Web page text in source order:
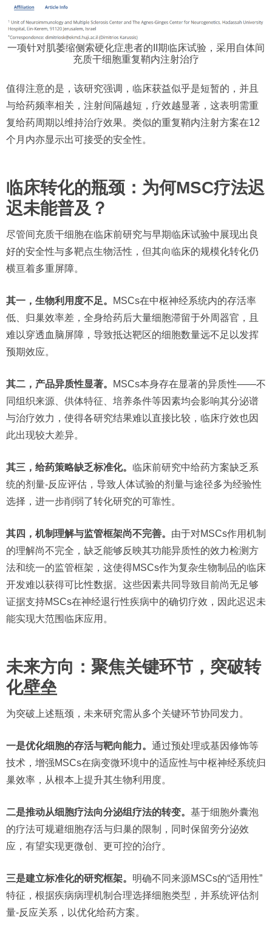
一项针对肌萎缩侧索硬化症患者的II期临床试验，采用自体间
充质干细胞重复鞘内注射治疗
值得注意的是，该研究强调，临床获益似乎是短暂的，并且
与给药频率相关，注射间隔越短，疗效越显著，这表明需重
复给药周期以维持治疗效果。类似的重复鞘内注射方案在12
个月内亦显示出可接受的安全性。
临床转化的瓶颈：为何MSC疗法迟
迟未能普及？
尽管间充质干细胞在临床前研究与早期临床试验中展现出良
好的安全性与多靶点生物活性，但其向临床的规模化转化仍
横亘着多重屏障。
其一，生物利用度不足。
MSCs在中枢神经系统内的存活率
低、归巢效率差，全身给药后大量细胞滞留于外周器官，且
难以穿透血脑屏障，导致抵达靶区的细胞数量远不足以发挥
预期效应。
其二，产品异质性显著。
MSCs本身存在显著的异质性——不
同组织来源、供体特征、培养条件等因素均会影响其分泌谱
与治疗效力，使得各研究结果难以直接比较，临床疗效也因
此出现较大差异。
其三，给药策略缺乏标准化。 临床前研究中给药方案缺乏系
统的剂量-反应评估，导致人体试验的剂量与途径多为经验性
选择，进一步削弱了转化研究的可靠性。
其四，机制理解与监管框架尚不完善。 由于对MSCs作用机制
的理解尚不完全，缺乏能够反映其功能异质性的效力检测方
法和统一的监管框架，这使得MSCs作为复杂生物制品的临床
开发难以获得可比性数据。这些因素共同导致目前尚无足够
证据支持MSCs在神经退行性疾病中的确切疗效，因此迟迟未
能实现大范围临床应用。
未来方向：聚焦关键环节，突破转
化壁垒
为突破上述瓶颈，未来研究需从多个关键环节协同发力。
一是优化细胞的存活与靶向能力。 通过预处理或基因修饰等
技术，增强MSCs在病变微环境中的适应性与中枢神经系统归
巢效率，从根本上提升其生物利用度。
二是推动从细胞疗法向分泌组疗法的转变。 基于细胞外囊泡
的疗法可规避细胞存活与归巢的限制，同时保留旁分泌效
应，有望实现更微创、更可控的治疗。
三是建立标准化的研究框架。 明确不同来源MSCs的“适用性”
特征，根据疾病病理机制合理选择细胞类型，并系统评估剂
量-反应关系，以优化给药方案。